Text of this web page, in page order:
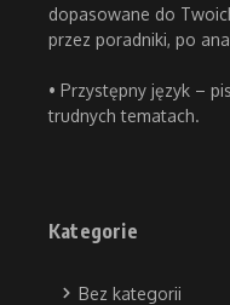
dopasowane do
przez poradniki, po
• Przystępny język –
trudnych tematach.
Kategorie
Bez kategorii